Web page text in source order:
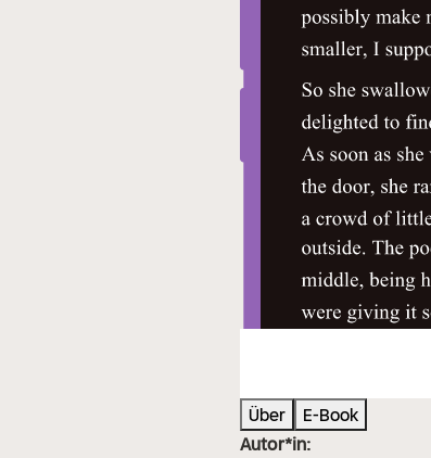
Über
E-Book
Autor*in: